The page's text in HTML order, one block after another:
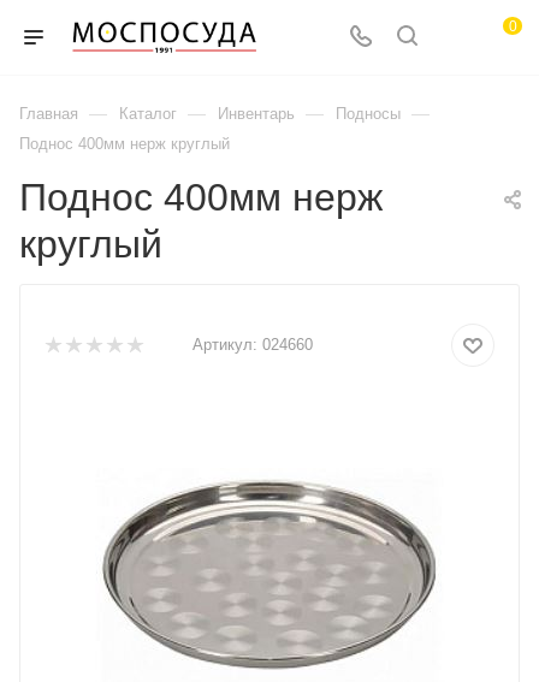
0
Главная — Каталог — Инвентарь — Подносы —
Поднос 400мм нерж круглый
Поднос 400мм нерж
круглый
Артикул: 024660